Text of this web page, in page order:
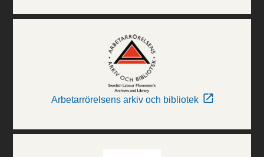
Arbetarrörelsens arkiv och bibliotek